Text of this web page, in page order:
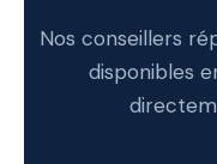
Nos conseillers
disponibles